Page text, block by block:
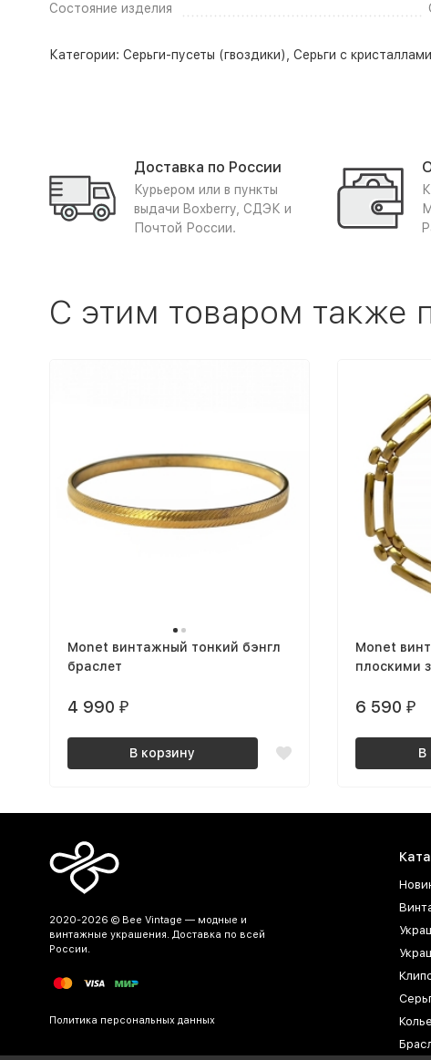
Состояние изделия
Категории: Серьги-пусеты (гвоздики) Серьги с кристаллами
Доставка по России
Курьером или в пункты
выдачи Boxberry, СДЭК и
Почтой России.
C этим товаром также
Monet винтажный тонкий бэнгл
браслет
4 990 ₽
В корзину
Monet
плоскими
6 590 ₽
В
2020-2026 © Bee Vintage — модные и
винтажные украшения. Доставка по всей
России.
Политика персональных данных
Колье